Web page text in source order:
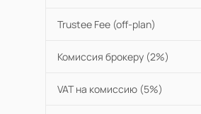
Trustee Fee (off-plan)
Комиссия брокеру (2%)
VAT на комиссию (5%)